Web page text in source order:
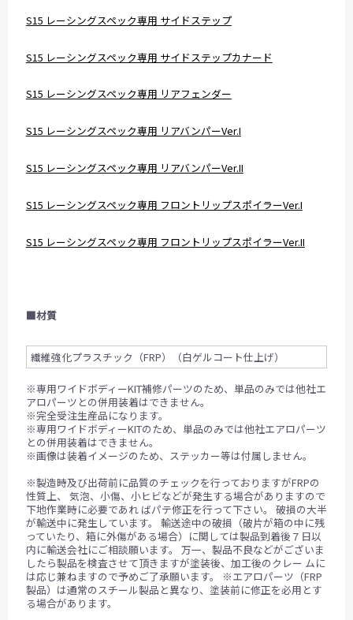
S15 レーシングスペック専用 サイドステップ
S15 レーシングスペック専用 サイドステップカナード
S15 レーシングスペック専用 リアフェンダー
S15 レーシングスペック専用 リアバンパーVer.I
S15 レーシングスペック専用 リアバンパーVer.II
S15 レーシングスペック専用 フロントリップスポイラーVer.I
S15 レーシングスペック専用 フロントリップスポイラーVer.II
■材質
繊維強化プラスチック（FRP）（白ゲルコート仕上げ）
※専用ワイドボディーKIT補修パーツのため、単品のみでは他社エ
アロパーツとの併用装着はできません。
※完全受注生産品になります。
※専用ワイドボディーKITのため、単品のみでは他社エアロパーツ
との併用装着はできません。
※画像は装着イメージのため、ステッカー等は付属しません。
※製造時及び出荷前に品質のチェックを行っておりますがFRPの
性質上、 気泡、小傷、小ヒビなどが発生する場合がありますので
下地作業時に必要であれ ばパテ修正を行って下さい。 破損の大半
が輸送中に発生しています。 輸送途中の破損（破片が箱の中に残
っていたり、箱に外傷がある場合）に関しては製品到着後７日以
内に輸送会社にご相談願います。 万一、製品不良などがございま
したら製品を検査させて頂きますが塗装後、加工後のクレー ムに
は応じ兼ねますので予めご了承願います。 ※エアロパーツ（FRP
製品）は通常のスチール製品と異なり、塗装前に修正を必用とす
る場合があります。